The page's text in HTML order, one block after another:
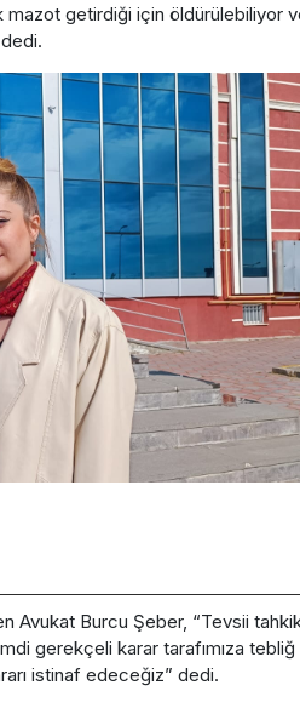
getirdiği için öldürülebiliyor
dedi.
Avukat Burcu Şeber, “Tevsii
gerekçeli karar tarafımıza
istinaf edeceğiz” dedi.